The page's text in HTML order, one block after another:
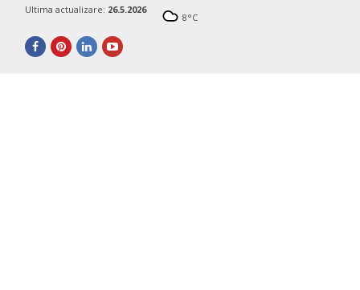
Ultima actualizare: 26.5.2026
8°C